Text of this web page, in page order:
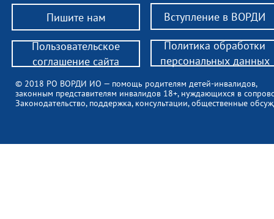
Пишите нам Вступление в ВОРДИ
© 2018 РО ВОРДИ ИО — помощь родителям детей-инвалидов,
законным представителям инвалидов 18+, нуждающихся в
Законодательство, поддержка, консультации, общественные
Пользовательское
соглашение сайта
Политика обработки
персональных данных